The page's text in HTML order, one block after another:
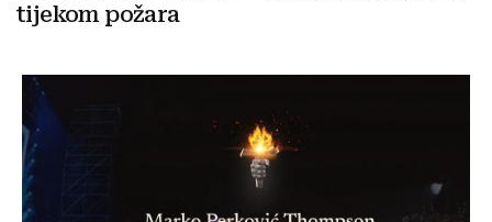
tijekom požara